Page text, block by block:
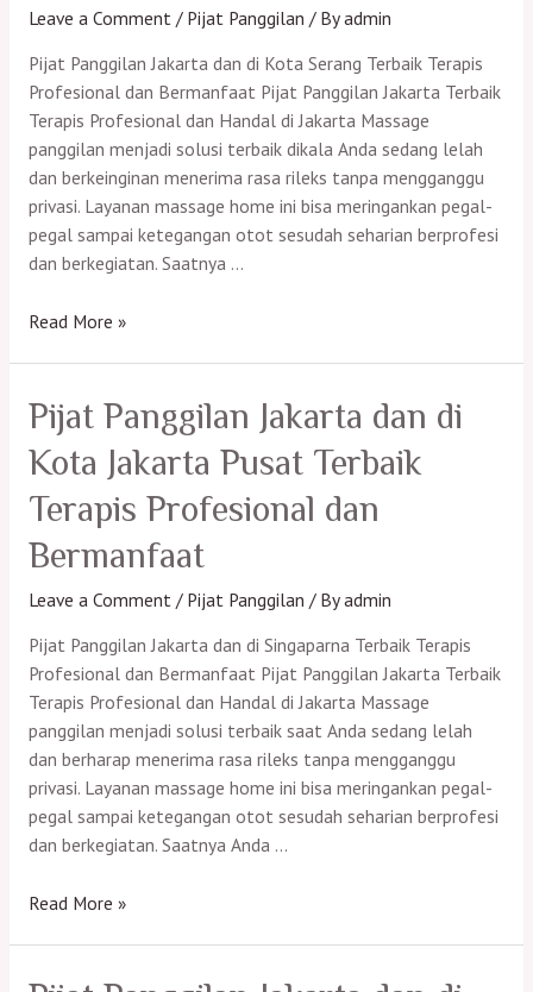
Terapis
dan
Bermanfaat
Leave a Comment / Pijat Panggilan / Byadmin
Pijat Panggilan Jakarta dan di Kota Serang Terbaik Terapis
Profesional dan Bermanfaat Pijat Panggilan Jakarta Terbaik
Terapis Profesional dan Handal di Jakarta Massage
panggilan menjadi solusi terbaik dikala Anda sedang lelah
dan berkeinginan menerima rasa rileks tanpa mengganggu
privasi. Layanan massage home ini bisa meringankan pegal-
pegal sampai ketegangan otot sesudah seharian berprofesi
dan berkegiatan. Saatnya …
Pijat
dan
di
Purwakarta
Terbaik
Terapis
Profesional
Bermanfaat
Read More »
Pijat Panggilan Jakarta dan di
Kota Jakarta Pusat Terbaik
Terapis Profesional dan
Bermanfaat
Leave a Comment / Pijat Panggilan / Byadmin
Pijat Panggilan Jakarta dan di Singaparna Terbaik Terapis
Profesional dan Bermanfaat Pijat Panggilan Jakarta Terbaik
Terapis Profesional dan Handal di Jakarta Massage
panggilan menjadi solusi terbaik saat Anda sedang lelah
dan berharap menerima rasa rileks tanpa mengganggu
privasi. Layanan massage home ini bisa meringankan pegal-
pegal sampai ketegangan otot sesudah seharian berprofesi
dan berkegiatan. Saatnya Anda …
Pijat
dan
Read More »